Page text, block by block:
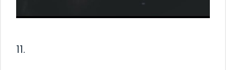
11.